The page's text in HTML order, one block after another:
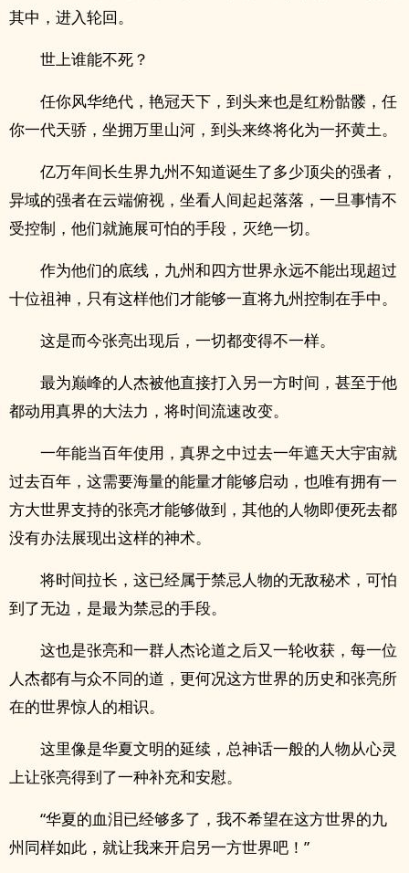
其中，进入轮回。
世上谁能不死？
任你风华绝代，艳冠天下，到头来也是红粉骷髅，任
你一代天骄，坐拥万里山河，到头来终将化为一抔黄土。
亿万年间长生界九州不知道诞生了多少顶尖的强者，
异域的强者在云端俯视，坐看人间起起落落，一旦事情不
受控制，他们就施展可怕的手段，灭绝一切。
作为他们的底线，九州和四方世界永远不能出现超过
十位祖神，只有这样他们才能够一直将九州控制在手中。
这是而今张亮出现后，一切都变得不一样。
最为巅峰的人杰被他直接打入另一方时间，甚至于他
都动用真界的大法力，将时间流速改变。
一年能当百年使用，真界之中过去一年遮天大宇宙就
过去百年，这需要海量的能量才能够启动，也唯有拥有一
方大世界支持的张亮才能够做到，其他的人物即便死去都
没有办法展现出这样的神术。
将时间拉长，这已经属于禁忌人物的无敌秘术，可怕
到了无边，是最为禁忌的手段。
这也是张亮和一群人杰论道之后又一轮收获，每一位
人杰都有与众不同的道，更何况这方世界的历史和张亮所
在的世界惊人的相识。
这里像是华夏文明的延续，总神话一般的人物从心灵
上让张亮得到了一种补充和安慰。
“华夏的血泪已经够多了，我不希望在这方世界的九
州同样如此，就让我来开启另一方世界吧！”